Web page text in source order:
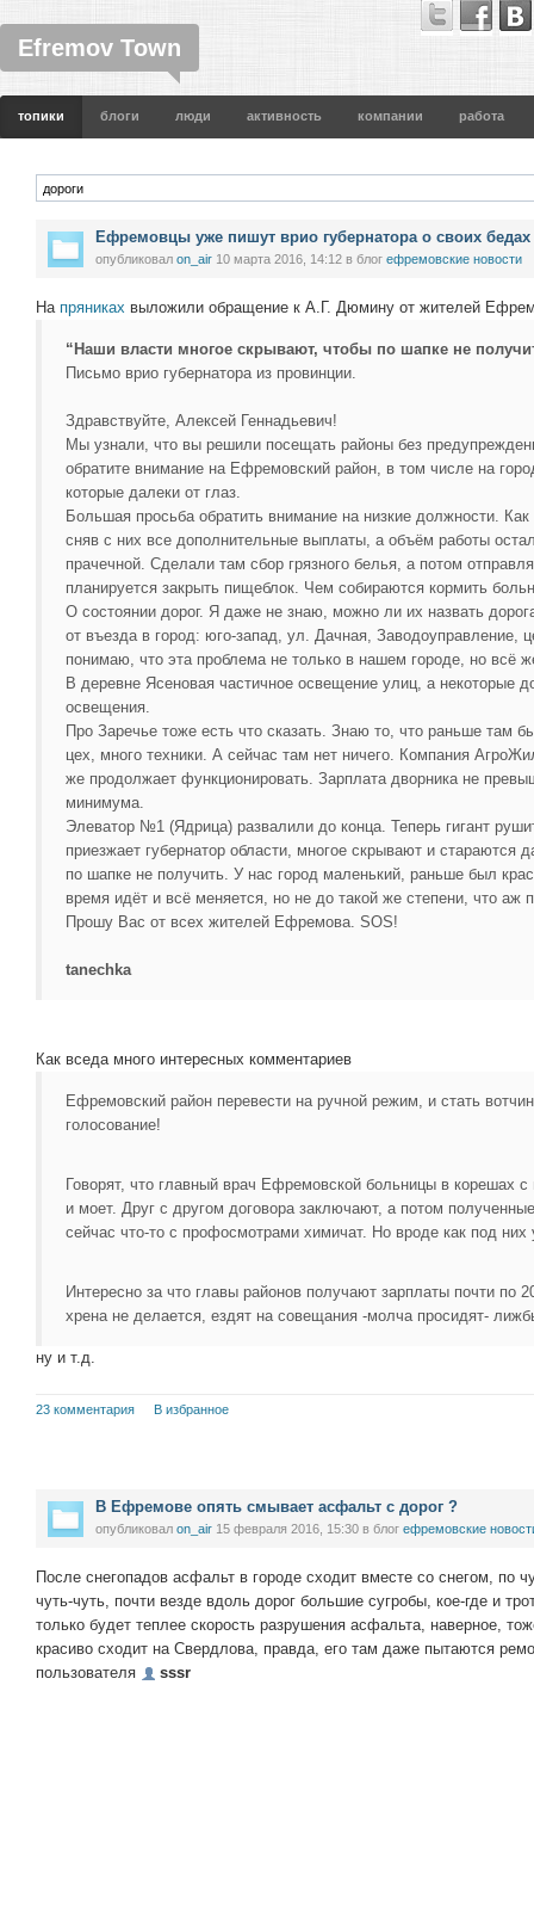
Efremov Town
топики блоги люди активность компании работа
Ефремовцы уже пишут врио губернатора о своих бедах
опубликовал on_air 10 марта 2016, 14:12 в блог ефремовские новости
На пряниках выложили обращение к А.Г. Дюмину от жителей
“Наши власти многое скрывают, чтобы по шапке не
Письмо врио губернатора из провинции.
Здравствуйте, Алексей Геннадьевич!
Мы узнали, что вы решили посещать районы без
обратите внимание на Ефремовский район, в том числе на
которые далеки от глаз.
Большая просьба обратить внимание на низкие должности.
сняв с них все дополнительные выплаты, а объём работы
прачечной. Сделали там сбор грязного белья, а потом
планируется закрыть пищеблок. Чем собираются кормить
О состоянии дорог. Я даже не знаю, можно ли их назвать
от въезда в город: юго-запад, ул. Дачная, Заводоуправление,
понимаю, что эта проблема не только в нашем городе, но всё
В деревне Ясеновая частичное освещение улиц, а некоторые
освещения.
Про Заречье тоже есть что сказать. Знаю то, что раньше там
цех, много техники. А сейчас там нет ничего. Компания
же продолжает функционировать. Зарплата дворника не
минимума.
Элеватор №1 (Ядрица) развалили до конца. Теперь гигант
приезжает губернатор области, многое скрывают и стараются
по шапке не получить. У нас город маленький, раньше был
время идёт и всё меняется, но не до такой же степени, что аж
Прошу Вас от всех жителей Ефремова. SOS!
tanechka
Как вседа много интересных комментариев
Ефремовский район перевести на ручной режим, и стать
голосование!
Говорят, что главный врач Ефремовской больницы в корешах
и моет. Друг с другом договора заключают, а потом
сейчас что-то с профосмотрами химичат. Но вроде как под
Интересно за что главы районов получают зарплаты почти по
хрена не делается, ездят на совещания -молча просидят-
ну и т.д.
23 комментария В избранное
В Ефремове опять смывает асфальт с дорог ?
опубликовал on_air 15 февраля 2016, 15:30 в блог ефремовские
После снегопадов асфальт в городе сходит вместе со снегом, по
чуть-чуть, почти везде вдоль дорог большие сугробы, кое-где и
только будет теплее скорость разрушения асфальта, наверное,
красиво сходит на Свердлова, правда, его там даже пытаются
пользователя
sssr